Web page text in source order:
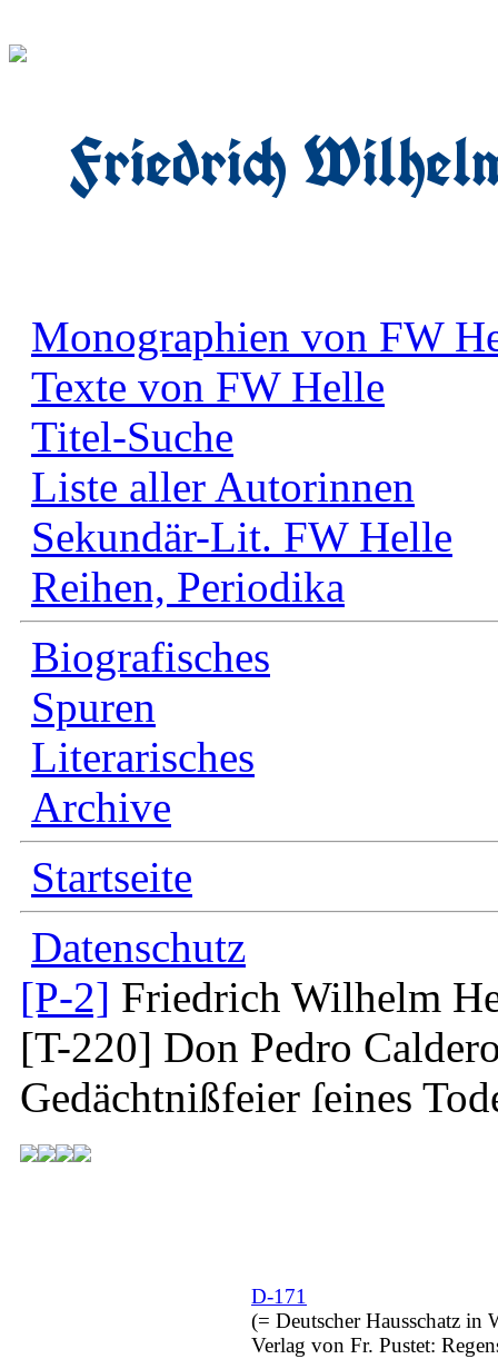
Friedrich
Monographien von FW
Texte von FW Helle
Titel-Suche
Liste aller Autorinnen
Sekundär-Lit. FW Helle
Reihen, Periodika
Biografisches
Spuren
Literarisches
Archive
Startseite
Datenschutz
[P-2] Friedrich Wilhelm
[T-220] Don Pedro
Gedächtnißfeier ſeines
D-171
(= Deutscher Hausschatz in
Verlag von Fr. Pustet: